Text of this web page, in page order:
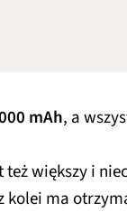
mAh, a
większy i
kolei ma